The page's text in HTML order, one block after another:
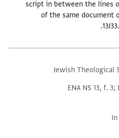
script in between the lines
of the same document
Jewish Theological
ENA NS 13, f.